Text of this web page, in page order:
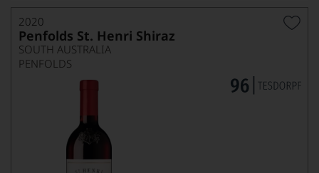
2020
Penfolds St. Henri Shiraz
SOUTH AUSTRALIA
PENFOLDS